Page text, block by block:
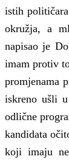
istih
okružja, a
napisao je
imam protiv
promjenama
iskreno ušli
odlične
kandidata
koji imaju